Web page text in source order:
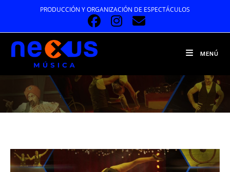
contenido
PRODUCCIÓN Y ORGANIZACIÓN DE ESPECTÁCULOS
MENÚ